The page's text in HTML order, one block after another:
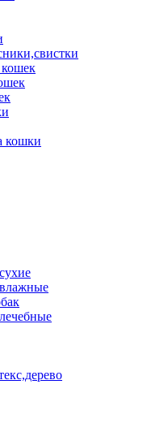
кошки